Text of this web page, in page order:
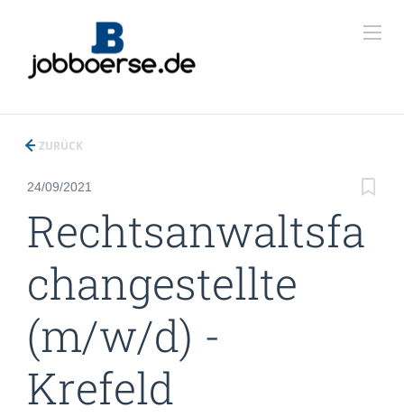
ZURÜCK
24/09/2021
Rechtsanwaltsfa
changestellte
(m/w/d) -
Krefeld